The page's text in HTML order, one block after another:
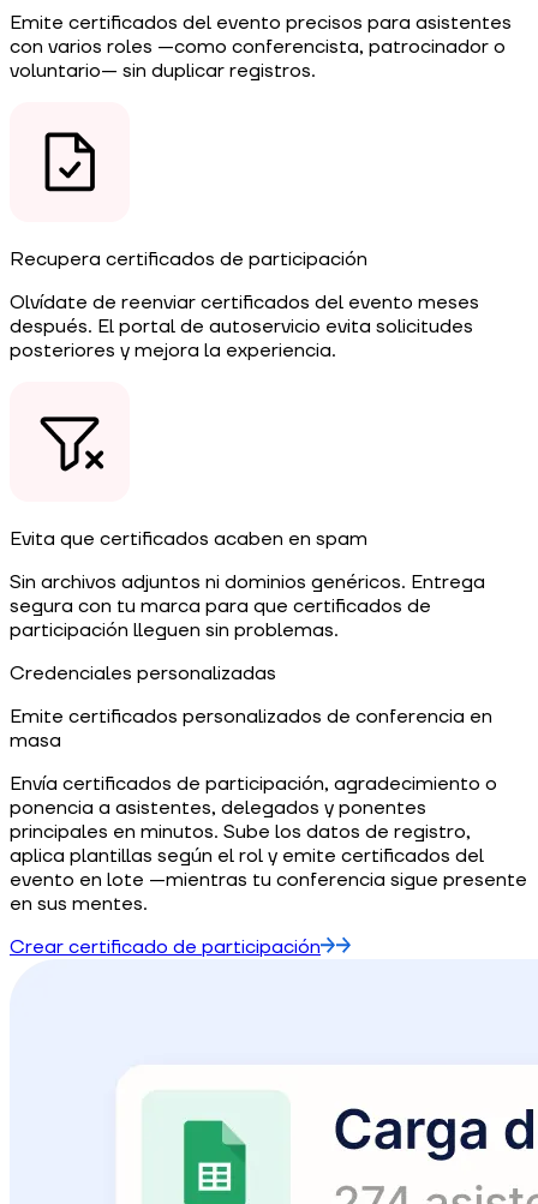
Emite certificados del evento precisos para asistentes
con varios roles —como conferencista, patrocinador o
voluntario— sin duplicar registros.
Recupera certificados de participación
Olvídate de reenviar certificados del evento meses
después. El portal de autoservicio evita solicitudes
posteriores y mejora la experiencia.
Evita que certificados acaben en spam
Sin archivos adjuntos ni dominios genéricos. Entrega
segura con tu marca para que certificados de
participación lleguen sin problemas.
Credenciales personalizadas
Emite certificados personalizados de conferencia en
masa
Envía certificados de participación, agradecimiento o
ponencia a asistentes, delegados y ponentes
principales en minutos. Sube los datos de registro,
aplica plantillas según el rol y emite certificados del
evento en lote —mientras tu conferencia sigue presente
en sus mentes.
Crear certificado de participación